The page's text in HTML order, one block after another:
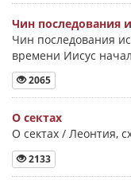
Чин последования
Чин последования
времени Иисус
2065
О сектах
О сектах / Леонтия,
2133